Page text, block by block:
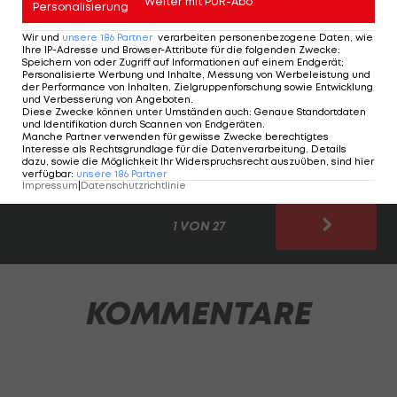
Angaben in verschiedenen Quellen beziehen sich
unsere Zahlen auf Angaben von Klubwebseiten
und "Transfermarkt".
In einer Ausgabe der Ansapanier beleuchteten
wir bereits die bekanntesten Fußballer, die ihre
gesamte Karriere bei einem Klub verbrachten >>>
1 VON 27
KOMMENTARE
Personalisierung
Wir und unsere 186 Partner verarbeiten personenbezogene Daten, wie
Ihre IP-Adresse und Browser-Attribute für die folgenden Zwecke:
Speichern von oder Zugriff auf Informationen auf einem Endgerät;
Personalisierte Werbung und Inhalte, Messung von Werbeleistung und
der Performance von Inhalten, Zielgruppenforschung sowie Entwicklung
und Verbesserung von Angeboten.
Diese Zwecke können unter Umständen auch: Genaue Standortdaten
und Identifikation durch Scannen von Endgeräten.
Manche Partner verwenden für gewisse Zwecke berechtigtes
Interesse als Rechtsgrundlage für die Datenverarbeitung. Details
dazu, sowie die Möglichkeit Ihr Widerspruchsrecht auszuüben, sind hier
verfügbar: unsere 186 Partner
Impressum Datenschutzrichtlinie